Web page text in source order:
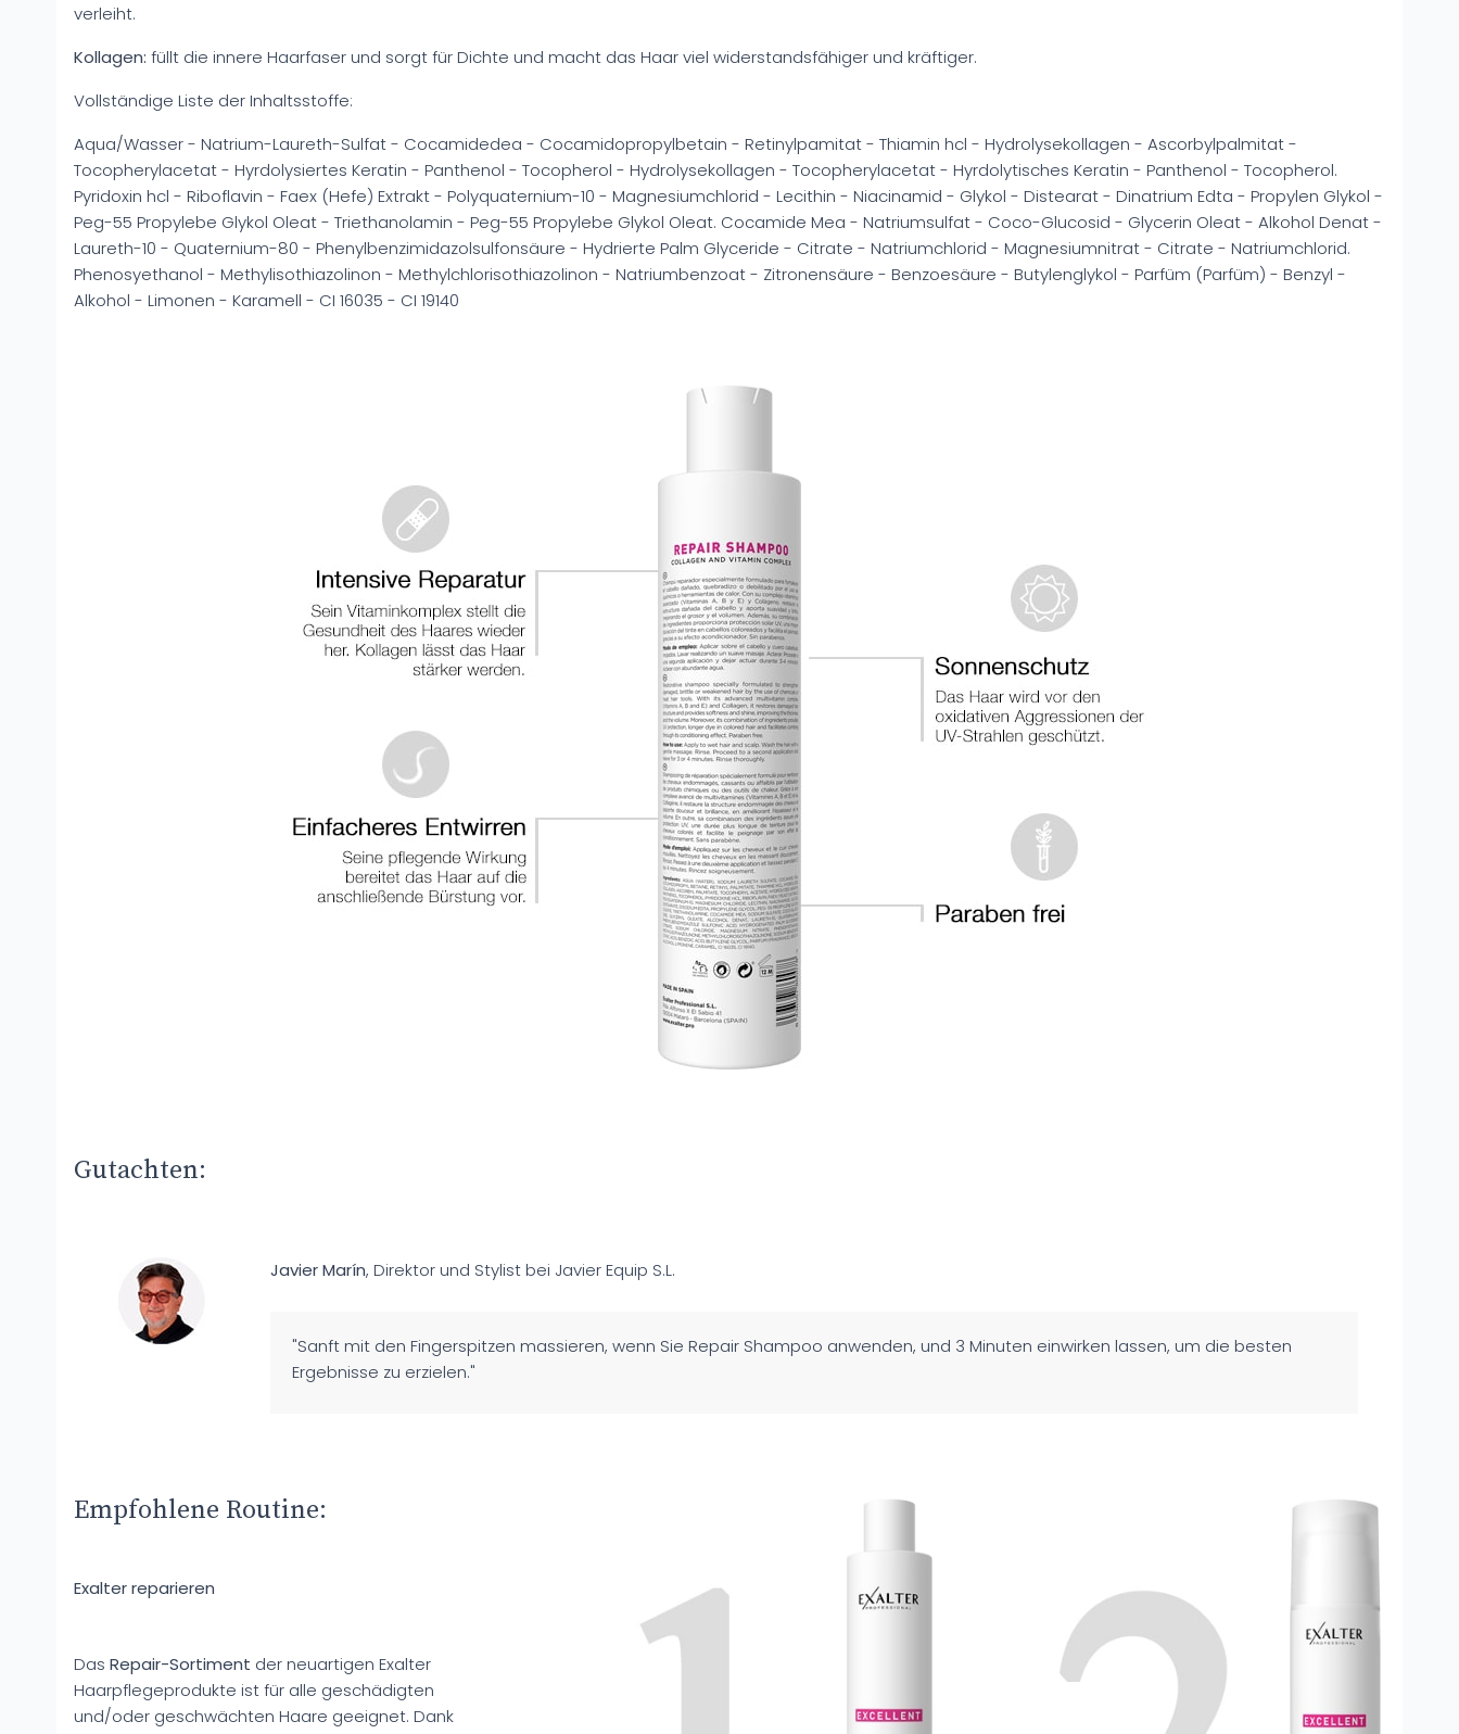
verleiht.
Kollagen: füllt die innere Haarfaser und sorgt für Dichte und macht das Haar viel widerstandsfähiger und kräftiger.
Vollständige Liste der Inhaltsstoffe:
Aqua/Wasser - Natrium-Laureth-Sulfat - Cocamidedea - Cocamidopropylbetain - Retinylpamitat - Thiamin hcl - Hydrolysekollagen - Ascorbylpalmitat -
Tocopherylacetat - Hyrdolysiertes Keratin - Panthenol - Tocopherol - Hydrolysekollagen - Tocopherylacetat - Hyrdolytisches Keratin - Panthenol - Tocopherol.
Pyridoxin hcl - Riboflavin - Faex (Hefe) Extrakt - Polyquaternium-10 - Magnesiumchlorid - Lecithin - Niacinamid - Glykol - Distearat - Dinatrium Edta - Propylen Glykol -
Peg-55 Propylebe Glykol Oleat - Triethanolamin - Peg-55 Propylebe Glykol Oleat. Cocamide Mea - Natriumsulfat - Coco-Glucosid - Glycerin Oleat - Alkohol Denat -
Laureth-10 - Quaternium-80 - Phenylbenzimidazolsulfonsäure - Hydrierte Palm Glyceride - Citrate - Natriumchlorid - Magnesiumnitrat - Citrate - Natriumchlorid.
Phenosyethanol - Methylisothiazolinon - Methylchlorisothiazolinon - Natriumbenzoat - Zitronensäure - Benzoesäure - Butylenglykol - Parfüm (Parfüm) - Benzyl -
Alkohol - Limonen - Karamell - CI 16035 - CI 19140
Gutachten:
Javier Marín, Direktor und Stylist bei Javier Equip S.L.
"Sanft mit den Fingerspitzen massieren, wenn Sie Repair Shampoo anwenden, und 3 Minuten einwirken lassen, um die besten
Ergebnisse zu erzielen."
Empfohlene Routine:
Exalter reparieren
Das Repair-Sortiment der neuartigen Exalter
Haarpflegeprodukte ist für alle geschädigten
und/oder geschwächten Haare geeignet. Dank